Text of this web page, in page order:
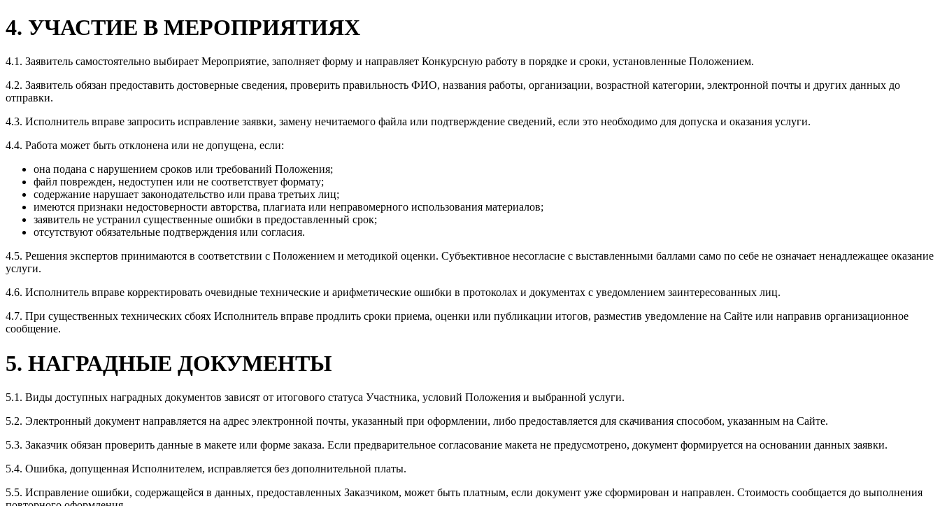
4. УЧАСТИЕ В МЕРОПРИЯТИЯХ
4.1. Заявитель самостоятельно выбирает Мероприятие, заполняет форму и направляет Конкурсную работу в порядке и сроки, установленные Положением.
4.2. Заявитель обязан предоставить достоверные сведения, проверить правильность ФИО, названия работы, организации, возрастной категории, электронной почты и других данных до
отправки.
4.3. Исполнитель вправе запросить исправление заявки, замену нечитаемого файла или подтверждение сведений, если это необходимо для допуска и оказания услуги.
4.4. Работа может быть отклонена или не допущена, если:
она подана с нарушением сроков или требований Положения;
файл поврежден, недоступен или не соответствует формату;
содержание нарушает законодательство или права третьих лиц;
имеются признаки недостоверности авторства, плагиата или неправомерного использования материалов;
заявитель не устранил существенные ошибки в предоставленный срок;
отсутствуют обязательные подтверждения или согласия.
4.5. Решения экспертов принимаются в соответствии с Положением и методикой оценки. Субъективное несогласие с выставленными баллами само по себе не означает ненадлежащее оказание
услуги.
4.6. Исполнитель вправе корректировать очевидные технические и арифметические ошибки в протоколах и документах с уведомлением заинтересованных лиц.
4.7. При существенных технических сбоях Исполнитель вправе продлить сроки приема, оценки или публикации итогов, разместив уведомление на Сайте или направив организационное
сообщение.
5. НАГРАДНЫЕ ДОКУМЕНТЫ
5.1. Виды доступных наградных документов зависят от итогового статуса Участника, условий Положения и выбранной услуги.
5.2. Электронный документ направляется на адрес электронной почты, указанный при оформлении, либо предоставляется для скачивания способом, указанным на Сайте.
5.3. Заказчик обязан проверить данные в макете или форме заказа. Если предварительное согласование макета не предусмотрено, документ формируется на основании данных заявки.
5.4. Ошибка, допущенная Исполнителем, исправляется без дополнительной платы.
5.5. Исправление ошибки, содержащейся в данных, предоставленных Заказчиком, может быть платным, если документ уже сформирован и направлен. Стоимость сообщается до выполнения